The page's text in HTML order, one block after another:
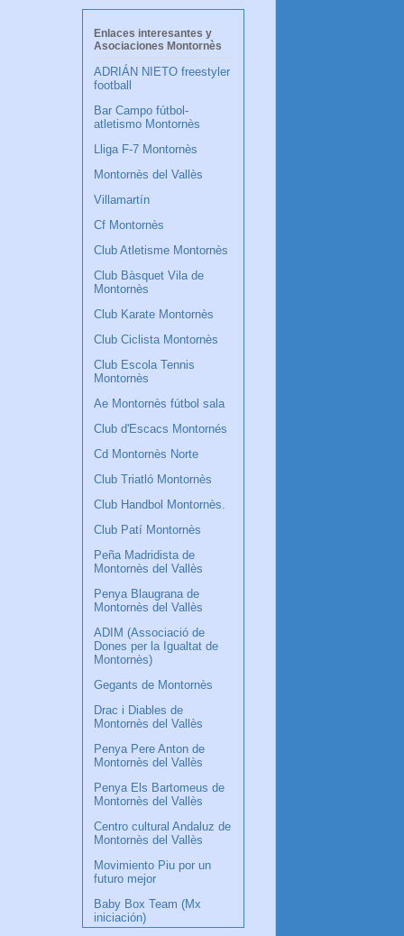
Enlaces interesantes y
Asociaciones Montornès
ADRIÁN NIETO freestyler
football
Bar Campo fútbol-
atletismo Montornès
Lliga F-7 Montornès
Montornès del Vallès
Villamartín
Cf Montornès
Club Atletisme Montornès
Club Bàsquet Vila de
Montornès
Club Karate Montornès
Club Ciclista Montornès
Club Escola Tennis
Montornès
Ae Montornès fútbol sala
Club d'Escacs Montornés
Cd Montornès Norte
Club Triatló Montornès
Club Handbol Montornès.
Club Patí Montornès
Peña Madridista de
Montornès del Vallès
Penya Blaugrana de
Montornès del Vallès
ADIM (Associació de
Dones per la Igualtat de
Montornès)
Gegants de Montornès
Drac i Diables de
Montornès del Vallès
Penya Pere Anton de
Montornès del Vallès
Penya Els Bartomeus de
Montornès del Vallès
Centro cultural Andaluz de
Montornès del Vallès
Movimiento Piu por un
futuro mejor
Baby Box Team (Mx
iniciación)